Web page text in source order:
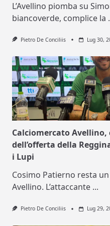
L’Avellino piomba su
biancoverde, complice la
Pietro De Conciliis Lug 30,
Calciomercato
dell’offerta della
i Lupi
Cosimo Patierno resta
Avellino. L’attaccante ...
Pietro De Conciliis Lug 29,